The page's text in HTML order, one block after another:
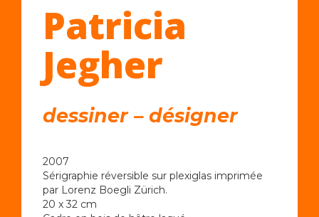
Patricia
Jegher
dessiner – désigner
2007
Sérigraphie réversible sur plexiglas imprimée
par Lorenz Boegli Zürich.
20 x 32 cm